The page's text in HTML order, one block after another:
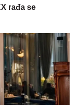
rađa se